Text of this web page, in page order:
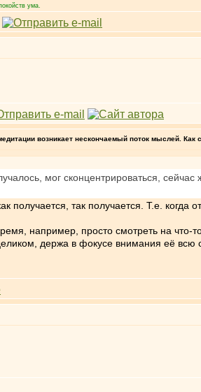
ума.
возникает нескончаемый поток мыслей. Как
мог сконцентрироваться,
так получается. Т.е. когда
например, просто смотреть на
держа в фокусе внимания её всю